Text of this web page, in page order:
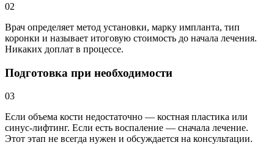
02
Врач определяет метод установки, марку импланта, тип
коронки и называет итоговую стоимость до начала лечения.
Никаких доплат в процессе.
Подготовка при необходимости
03
Если объема кости недостаточно — костная пластика или
синус-лифтинг. Если есть воспаление — сначала лечение.
Этот этап не всегда нужен и обсуждается на консультации.